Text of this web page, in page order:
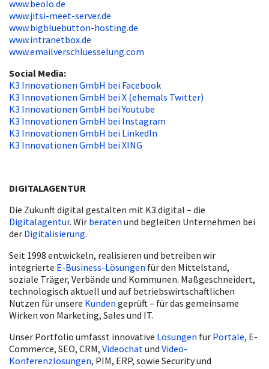
www.beolo.de
www.jitsi-meet-server.de
www.bigbluebutton-hosting.de
www.intranetbox.de
www.emailverschluesselung.com
Social Media:
K3 Innovationen GmbH bei Facebook
K3 Innovationen GmbH bei X (ehemals Twitter)
K3 Innovationen GmbH bei Youtube
K3 Innovationen GmbH bei Instagram
K3 Innovationen GmbH bei LinkedIn
K3 Innovationen GmbH bei XING
DIGITALAGENTUR
Die Zukunft digital gestalten mit K3.digital – die
Digitalagentur. Wir beraten und begleiten Unternehmen bei
der Digitalisierung.
Seit 1998 entwickeln, realisieren und betreiben wir
integrierte E-Business-Lösungen für den Mittelstand,
soziale Träger, Verbände und Kommunen. Maßgeschneidert,
technologisch aktuell und auf betriebswirtschaftlichen
Nutzen für unsere Kunden geprüft – für das gemeinsame
Wirken von Marketing, Sales und IT.
Unser Portfolio umfasst innovative Lösungen für Portale, E-
Commerce, SEO, CRM, Videochat und Video-
Konferenzlösungen, PIM, ERP, sowie Security und